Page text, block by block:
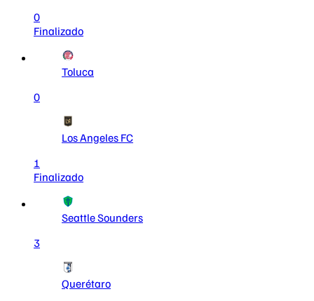
0
Finalizado
Toluca
0
Los Angeles FC
1
Finalizado
Seattle Sounders
3
Querétaro